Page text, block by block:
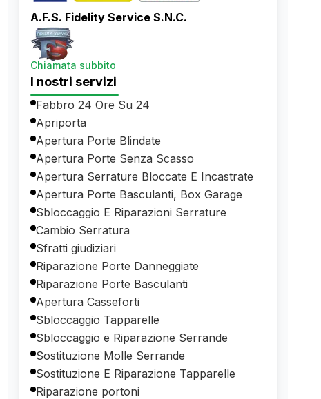
A.F.S. Fidelity Service S.N.C.
Chiamata subbito
I nostri servizi
Fabbro 24 Ore Su 24
Apriporta
Apertura Porte Blindate
Apertura Porte Senza Scasso
Apertura Serrature Bloccate E Incastrate
Apertura Porte Basculanti, Box Garage
Sbloccaggio E Riparazioni Serrature
Cambio Serratura
Sfratti giudiziari
Riparazione Porte Danneggiate
Riparazione Porte Basculanti
Apertura Casseforti
Sbloccaggio Tapparelle
Sbloccaggio e Riparazione Serrande
Sostituzione Molle Serrande
Sostituzione E Riparazione Tapparelle
Riparazione portoni